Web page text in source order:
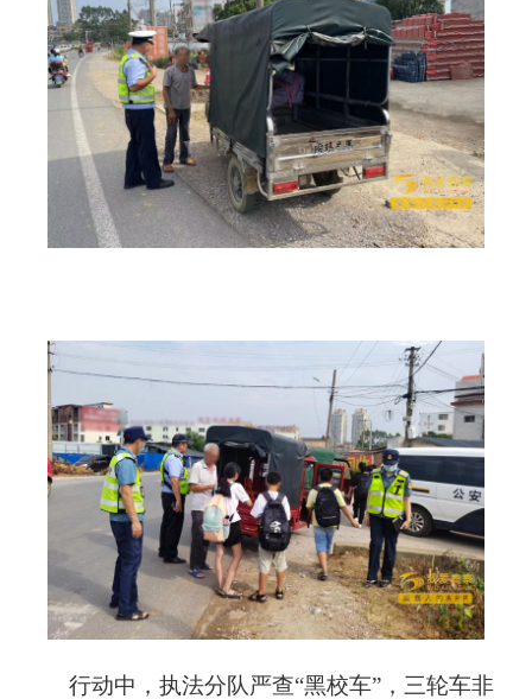
行动中，执法分队严查“黑校车”，三轮车非